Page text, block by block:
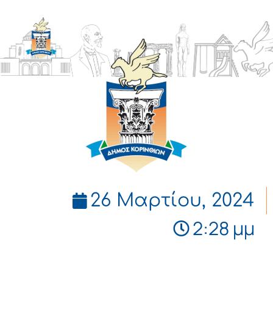
ΔΗΜΟΣ
ΚΟΡΙΝΘΙΩΝ
26 Μαρτίου, 2024
2:28 μμ